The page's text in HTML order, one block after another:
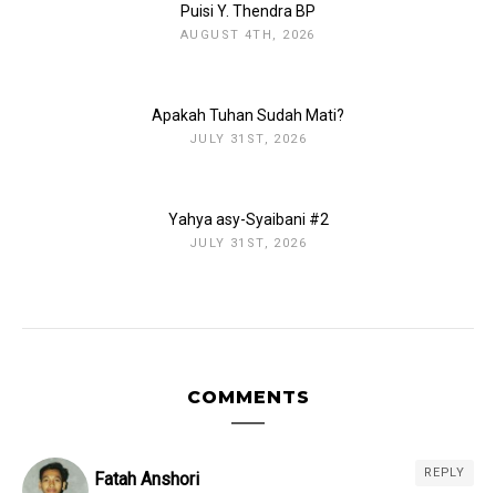
Puisi Y. Thendra BP
AUGUST 4TH, 2026
Apakah Tuhan Sudah Mati?
JULY 31ST, 2026
Yahya asy-Syaibani #2
JULY 31ST, 2026
COMMENTS
Fatah Anshori REPLY